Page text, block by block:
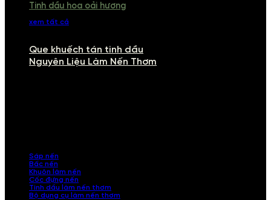
Tinh dầu hoa oải hương
xem tất cả
Que khuếch tán tinh dầu
Nguyên Liệu Làm Nến Thơm
Sáp nến
Bấc nến
Khuôn làm nến
Cốc đựng nến
Tinh dầu làm nến thơm
Bộ dụng cụ làm nến thơm